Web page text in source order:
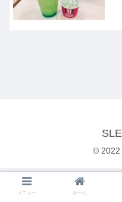
© 2022
メニュー ホーム